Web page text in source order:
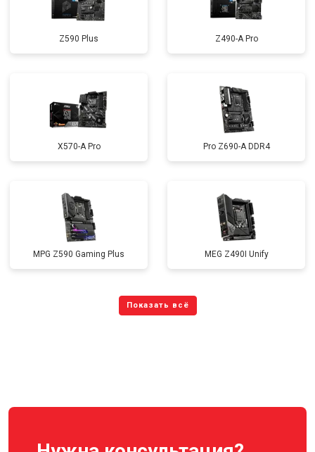
Z590 Plus Z490-A Pro
X570-A Pro Pro Z690-A DDR4
MPG Z590 Gaming Plus MEG Z490I Unify